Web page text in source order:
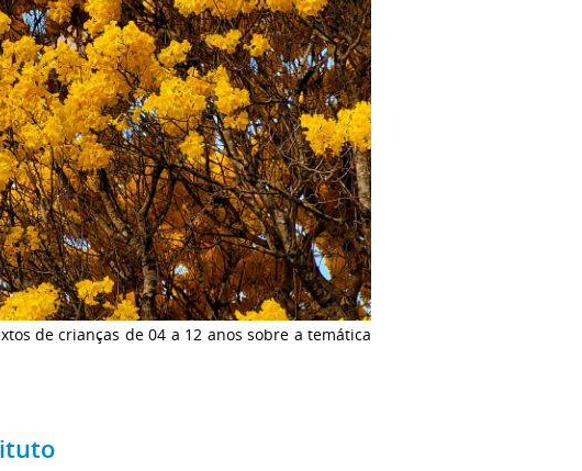
de crianças de 04 a 12 anos sobre a temática